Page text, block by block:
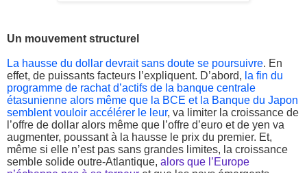
Un mouvement structurel
La hausse du dollar devrait sans doute se poursuivre. En
effet, de puissants facteurs l’expliquent. D’abord, la fin du
programme de rachat d’actifs de la banque centrale
étasunienne alors même que la BCE et la Banque du Japon
semblent vouloir accélérer le leur, va limiter la croissance de
l’offre de dollar alors même que l’offre d’euro et de yen va
augmenter, poussant à la hausse le prix du premier. Et,
même si elle n’est pas sans grandes limites, la croissance
semble solide outre-Atlantique, alors que l’Europe